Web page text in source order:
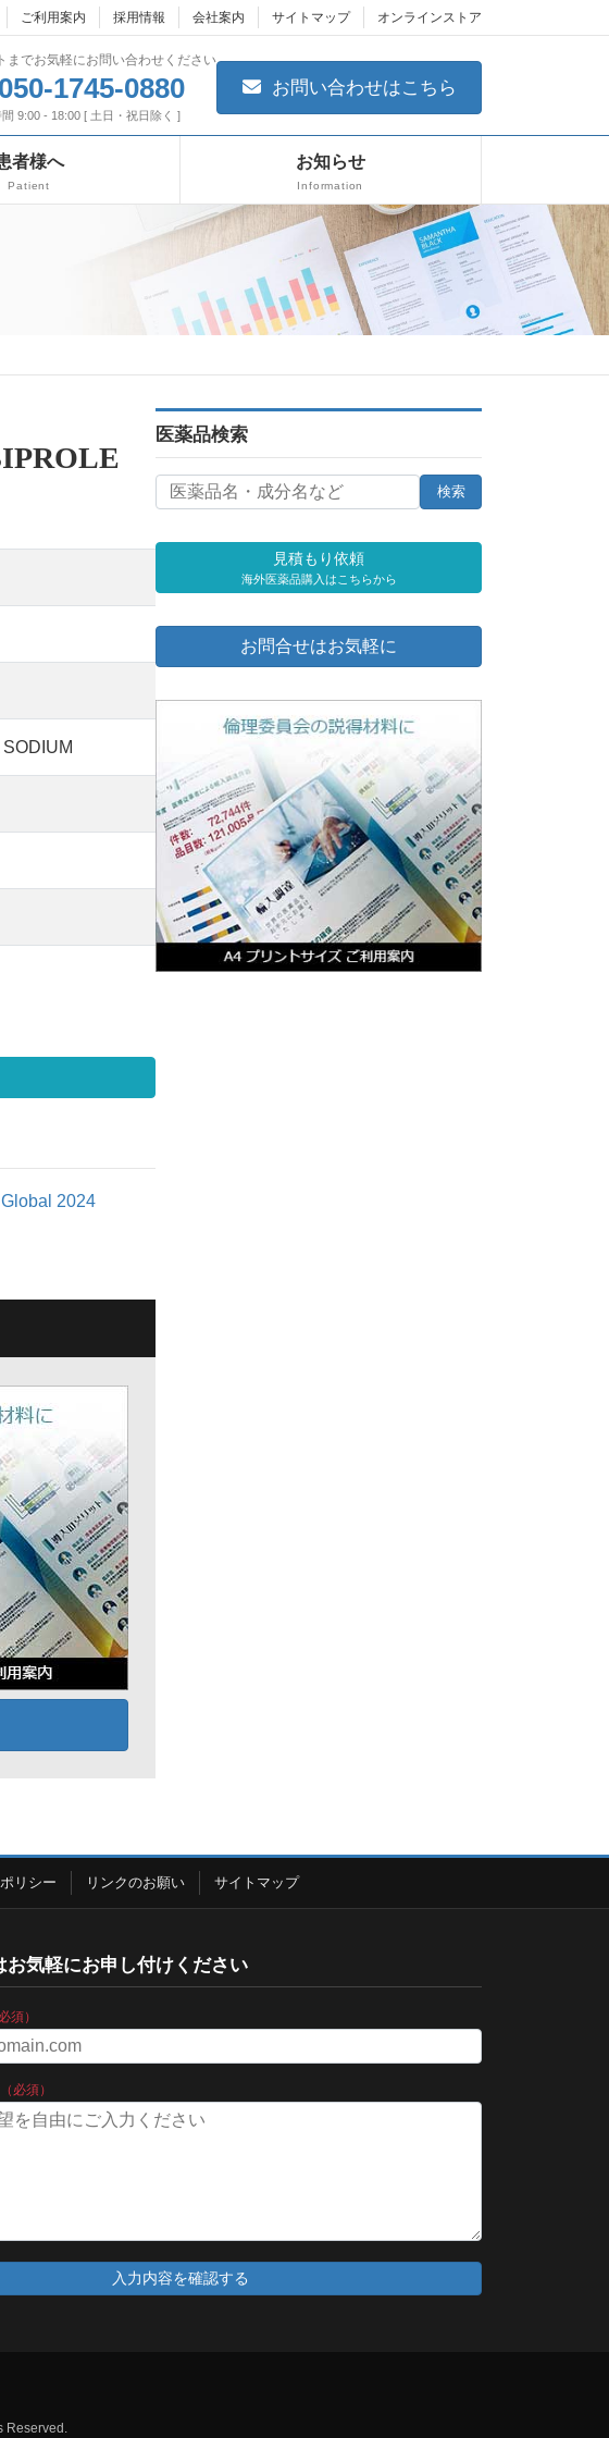
ご利用案内 採用情報 会社案内 サイトマップ オンラインストア
までお気軽にお問い合わせください
050-1745-0880
9:00 - 18:00 [ 土日・祝日除く ]
お問い合わせはこちら
者様へ
Patient
お知らせ
Information
2024
医薬品検索
見積もり依頼
海外医薬品購入はこちらから
お問合せはお気軽に
リシー リンクのお願い サイトマップ
お気軽にお申し付けください
須）
（必須）
Reserved.